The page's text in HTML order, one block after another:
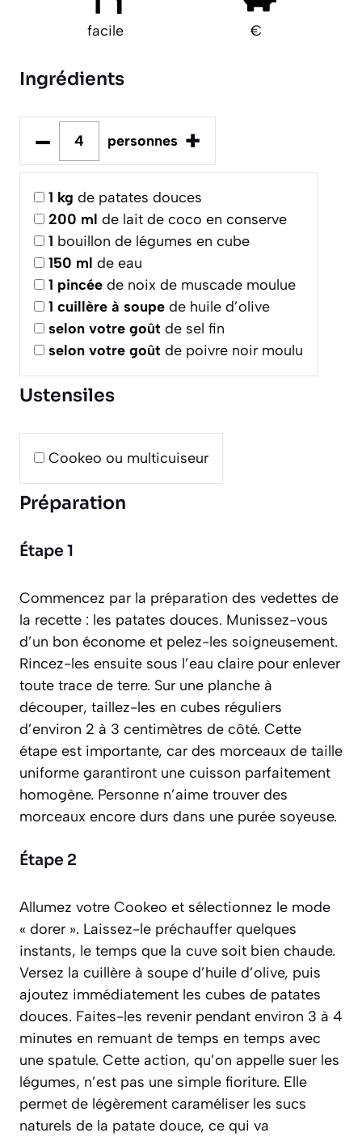
facile €
Ingrédients
– personnes +
1 kg de patates douces
200 ml de lait de coco en conserve
1 bouillon de légumes en cube
150 ml de eau
1 pincée de noix de muscade moulue
1 cuillère à soupe de huile d’olive
selon votre goût de sel fin
selon votre goût de poivre noir moulu
Ustensiles
Cookeo ou multicuiseur
Préparation
Étape 1
Commencez par la préparation des vedettes de
la recette : les patates douces. Munissez-vous
d’un bon économe et pelez-les soigneusement.
Rincez-les ensuite sous l’eau claire pour enlever
toute trace de terre. Sur une planche à
découper, taillez-les en cubes réguliers
d’environ 2 à 3 centimètres de côté. Cette
étape est importante, car des morceaux de taille
uniforme garantiront une cuisson parfaitement
homogène. Personne n’aime trouver des
morceaux encore durs dans une purée soyeuse.
Étape 2
Allumez votre Cookeo et sélectionnez le mode
« dorer ». Laissez-le préchauffer quelques
instants, le temps que la cuve soit bien chaude.
Versez la cuillère à soupe d’huile d’olive, puis
ajoutez immédiatement les cubes de patates
douces. Faites-les revenir pendant environ 3 à 4
minutes en remuant de temps en temps avec
une spatule. Cette action, qu’on appelle suer les
légumes, n’est pas une simple fioriture. Elle
permet de légèrement caraméliser les sucs
naturels de la patate douce, ce qui va